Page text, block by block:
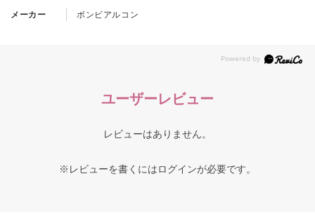
メーカー ボンビアルコン
ユーザーレビュー
レビューはありません。
※レビューを書くにはログインが必要です。